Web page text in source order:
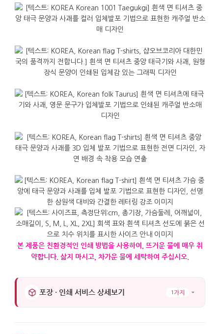
본 제품은 친환경적인 인쇄 방법을 사용하여 뜨거운 물에 매우 취
약합니다 삶지 마시고 차가운 물에 세탁하여 주십시오
포장 · 인쇄 서비스 상세보기 1가지